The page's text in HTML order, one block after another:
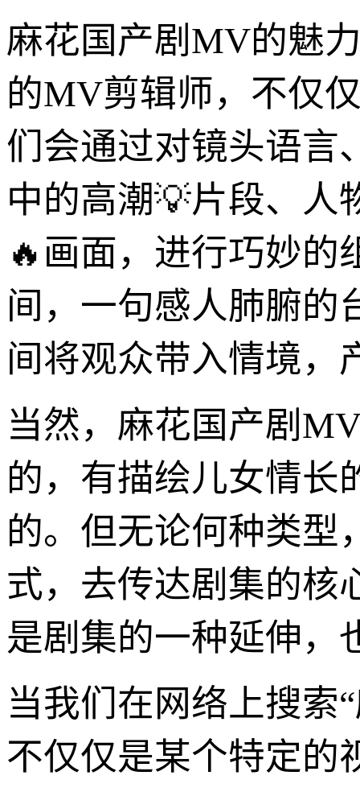
麻花国产剧MV的魅
的MV剪辑师，不仅
们会通过对镜头语言
中的高潮💡片段、人
🔥画面，进行巧妙的
间，一句感人肺腑的
间将观众带入情境，
当然，麻花国产剧
的，有描绘儿女情长
的。但无论何种类型
式，去传达剧集的核
是剧集的一种延伸，
当我们在网络上搜索
不仅仅是某个特定的